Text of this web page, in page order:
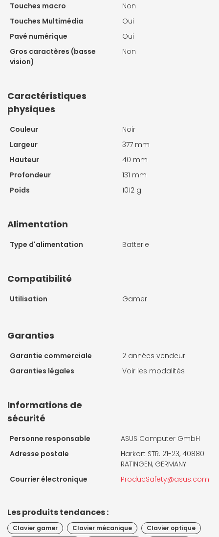
Touches macro
Non
Touches Multimédia
Oui
Pavé numérique
Oui
Gros caractères (basse
vision)
Non
Caractéristiques
physiques
Couleur
Noir
Largeur
377 mm
Hauteur
40 mm
Profondeur
131 mm
Poids
1012 g
Alimentation
Type d'alimentation Batterie
Compatibilité
Utilisation Gamer
Garanties
Garantie commerciale
2 années vendeur
Garanties légales
Voir les modalités
Informations de
sécurité
Personne responsable
ASUS Computer GmbH
Adresse postale
Harkort STR. 21-23, 40880
RATINGEN, GERMANY
Courrier électronique
ProducSafety@asus.com
Les produits tendances :
Clavier gamer Clavier mécanique
Clavier optique